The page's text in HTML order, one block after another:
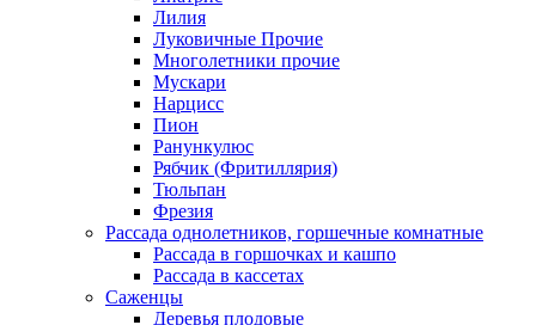
Лилия
Луковичные Прочие
Многолетники прочие
Мускари
Нарцисс
Пион
Ранункулюс
Рябчик (Фритиллярия)
Тюльпан
Фрезия
Рассада однолетников, горшечные комнатные
Рассада в горшочках и кашпо
Рассада в кассетах
Саженцы
Деревья плодовые